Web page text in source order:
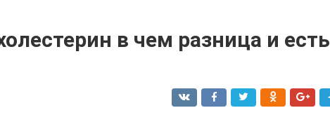
в чем разница и есть